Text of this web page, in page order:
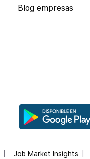
Blog empresas
Job Market Insights